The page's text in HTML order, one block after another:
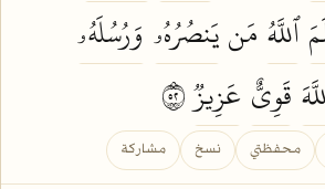
ٱللَّهُ مَنيَنصُرُهُۥ وَرُسُلَهُۥ
قَوِيٌّ عَزِيزٞ
محفظتي نسخ مشاركة